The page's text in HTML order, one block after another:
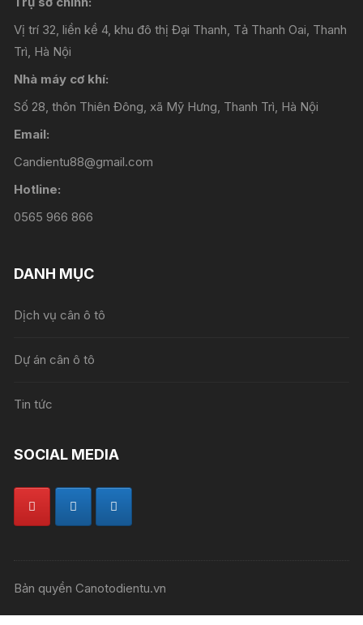
Vị trí 32, liền kề 4, khu đô thị Đại Thanh, Tả Thanh Oai, Thanh
Trì, Hà Nội
Nhà máy cơ khí:
Số 28, thôn Thiên Đông, xã Mỹ Hưng, Thanh Trì, Hà Nội
Email:
Candientu88@gmail.com
Hotline:
0565 966 866
DANH MỤC
Dịch vụ cân ô tô
Dự án cân ô tô
Tin tức
SOCIAL MEDIA
Bản quyền Canotodientu.vn